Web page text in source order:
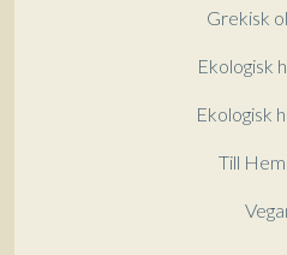
Grekisk
Ekologisk
Ekologisk
Till